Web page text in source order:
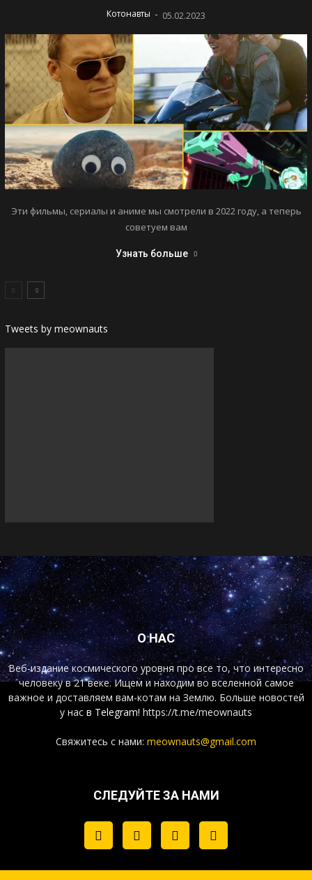
Котонавты - 05.02.2023
Эти фильмы, сериалы и аниме мы смотрели в 2022 году, а теперь
советуем вам
Узнать больше
Tweets by meownauts
О НАС
Веб-издание космического уровня про все то, что интересно
человеку в 21 веке. Ищем и находим во вселенной самое
важное и доставляем вам-котам на Землю. Больше новостей
у нас в Telegram! https://t.me/meownauts
Свяжитесь с нами: meownauts@gmail.com
СЛЕДУЙТЕ ЗА НАМИ